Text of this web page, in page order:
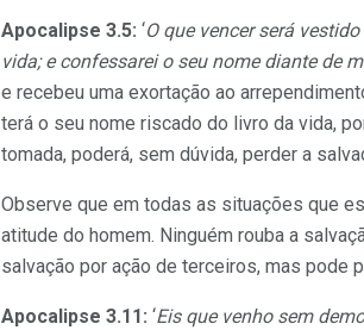
Apocalipse 3.5: ‘O que vencer será
vida; e confessarei o seu nome diante de
e recebeu uma exortação ao
terá o seu nome riscado do livro da vida,
tomada, poderá, sem dúvida, perder a
Observe que em todas as situações que
atitude do homem. Ninguém rouba a
salvação por ação de terceiros, mas pode
Apocalipse 3.11: ‘Eis que venho sem